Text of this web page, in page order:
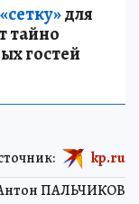
для
тайно
гостей
ПАЛЬЧИКОВ
kp.ru